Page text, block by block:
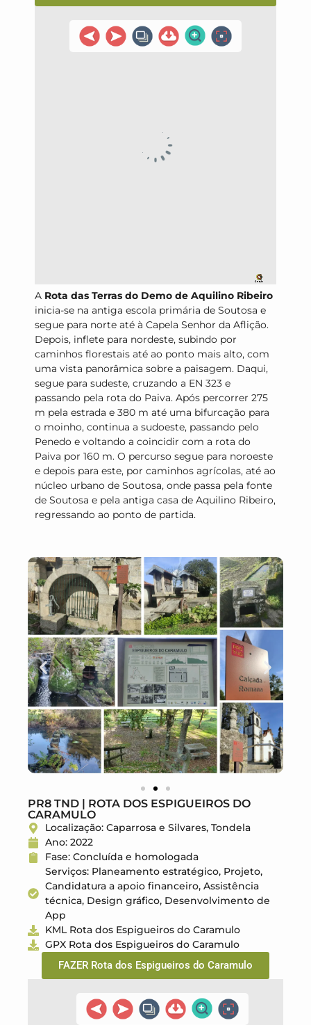
A Rota das Terras do Demo de Aquilino Ribeiro
inicia-se na antiga escola primária de Soutosa e
segue para norte até à Capela Senhor da Aflição.
Depois, inflete para nordeste, subindo por
caminhos florestais até ao ponto mais alto, com
uma vista panorâmica sobre a paisagem. Daqui,
segue para sudeste, cruzando a EN 323 e
passando pela rota do Paiva. Após percorrer 275
m pela estrada e 380 m até uma bifurcação para
o moinho, continua a sudoeste, passando pelo
Penedo e voltando a coincidir com a rota do
Paiva por 160 m. O percurso segue para noroeste
e depois para este, por caminhos agrícolas, até ao
núcleo urbano de Soutosa, onde passa pela fonte
de Soutosa e pela antiga casa de Aquilino Ribeiro,
regressando ao ponto de partida.
PR8 TND | ROTA DOS ESPIGUEIROS DO
CARAMULO
Localização: Caparrosa e Silvares, Tondela
Ano: 2022
Fase: Concluída e homologada
Serviços: Planeamento estratégico, Projeto,
Candidatura a apoio financeiro, Assistência
técnica, Design gráfico, Desenvolvimento de
App
KML Rota dos Espigueiros do Caramulo
GPX Rota dos Espigueiros do Caramulo
FAZER Rota dos Espigueiros do Caramulo